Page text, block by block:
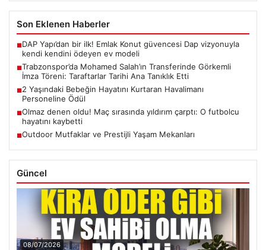
Son Eklenen Haberler
■DAP Yapı’dan bir ilk! Emlak Konut güvencesi Dap vizyonuyla
kendi kendini ödeyen ev modeli
■Trabzonspor’da Mohamed Salah’ın Transferinde Görkemli
İmza Töreni: Taraftarlar Tarihi Ana Tanıklık Etti
■2 Yaşındaki Bebeğin Hayatını Kurtaran Havalimanı
Personeline Ödül
■Olmaz denen oldu! Maç sırasında yıldırım çarptı: O futbolcu
hayatını kaybetti
■Outdoor Mutfaklar ve Prestijli Yaşam Mekanları
Güncel
08/07/2026